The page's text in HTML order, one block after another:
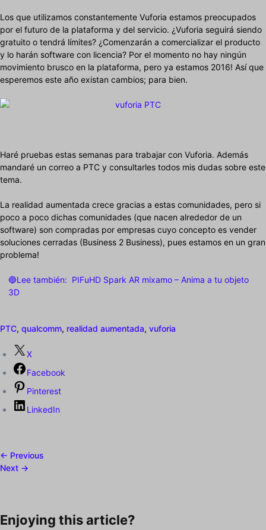
Los que utilizamos constantemente Vuforia estamos preocupados
por el futuro de la plataforma y del servicio. ¿Vuforia seguirá siendo
gratuito o tendrá límites? ¿Comenzarán a comercializar el producto
y lo harán software con licencia? Por el momento no hay ningún
movimiento brusco en la plataforma, pero ya estamos 2016! Así que
esperemos este año existan cambios; para bien.
Haré pruebas estas semanas para trabajar con Vuforia. Además
mandaré un correo a PTC y consultarles todos mis dudas sobre este
tema.
La realidad aumentada crece gracias a estas comunidades, pero si
poco a poco dichas comunidades (que nacen alrededor de un
software) son compradas por empresas cuyo concepto es vender
soluciones cerradas (Business 2 Business), pues estamos en un gran
problema!
🔵Lee también: PIFuHD Spark AR mixamo – Anima a tu objeto
3D
PTC, qualcomm, realidad aumentada, vuforia
X
Facebook
Pinterest
LinkedIn
← Previous
Next →
Enjoying this article?